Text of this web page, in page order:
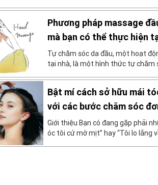
Châu […]
Phương pháp massage
mà bạn có thể thực hiện
Tự chăm sóc da đầu, một hoạt
tại nhà, là một hình thức tự chăm
[…]
Bật mí cách sở hữu mái
với các bước chăm sóc
Giới thiệu Bạn có đang gặp phải
óc tôi cứ mờ mịt” hay “Tôi lo lắng